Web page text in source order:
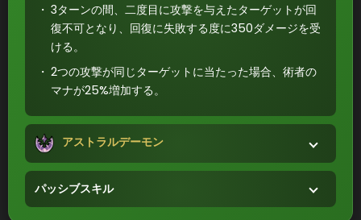
3ターンの間、二度目に攻撃を与えたターゲットが回
復不可となり、回復に失敗する度に350ダメージを受
ける。
2つの攻撃が同じターゲットに当たった場合、術者の
マナが25%増加する。
アストラルデーモン
パッシブスキル